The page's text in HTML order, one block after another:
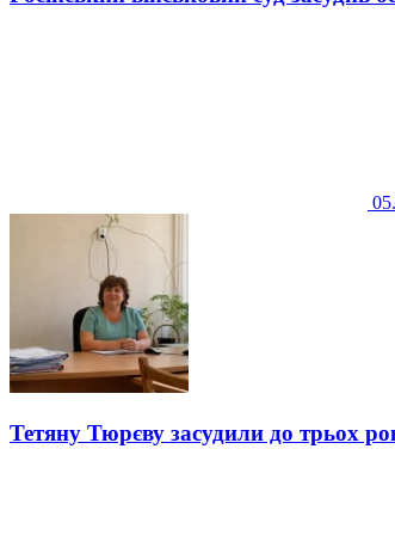
Тетяну Тюрєву засудили до трьох